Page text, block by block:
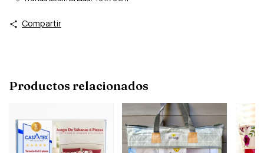
Compartir
Productos relacionados